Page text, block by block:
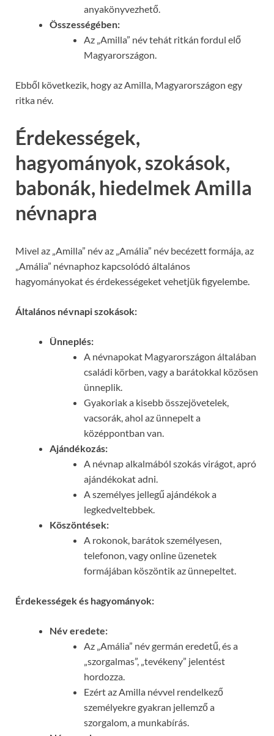
anyakönyvezhető.
Összességében:
Az „Amilla” név tehát ritkán fordul elő
Magyarországon.
Ebből következik, hogy az Amilla, Magyarországon egy
ritka név.
Érdekességek,
hagyományok, szokások,
babonák, hiedelmek Amilla
névnapra
Mivel az „Amilla” név az „Amália” név becézett formája, az
„Amália” névnaphoz kapcsolódó általános
hagyományokat és érdekességeket vehetjük figyelembe.
Általános névnapi szokások:
Ünneplés:
A névnapokat Magyarországon általában
családi körben, vagy a barátokkal közösen
ünneplik.
Gyakoriak a kisebb összejövetelek,
vacsorák, ahol az ünnepelt a
középpontban van.
Ajándékozás:
A névnap alkalmából szokás virágot, apró
ajándékokat adni.
A személyes jellegű ajándékok a
legkedveltebbek.
Köszöntések:
A rokonok, barátok személyesen,
telefonon, vagy online üzenetek
formájában köszöntik az ünnepeltet.
Érdekességek és hagyományok:
Név eredete:
Az „Amália” név germán eredetű, és a
„szorgalmas”, „tevékeny” jelentést
hordozza.
Ezért az Amilla névvel rendelkező
személyekre gyakran jellemző a
szorgalom, a munkabírás.